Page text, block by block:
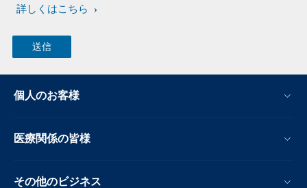
詳しくはこちら
個人のお客様
医療関係の皆様
その他のビジネス